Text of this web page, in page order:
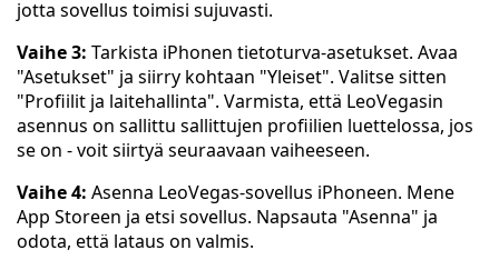
jotta sovellus toimisi sujuvasti.
Vaihe 3: Tarkista iPhonen tietoturva-asetukset. Avaa
"Asetukset" ja siirry kohtaan "Yleiset". Valitse sitten
"Profiilit ja laitehallinta". Varmista, että LeoVegasin
asennus on sallittu sallittujen profiilien luettelossa, jos
se on - voit siirtyä seuraavaan vaiheeseen.
Vaihe 4: Asenna LeoVegas-sovellus iPhoneen. Mene
App Storeen ja etsi sovellus. Napsauta "Asenna" ja
odota, että lataus on valmis.